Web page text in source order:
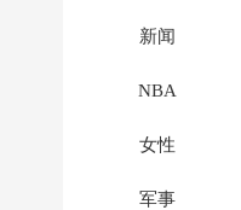
新闻
NBA
女性
军事